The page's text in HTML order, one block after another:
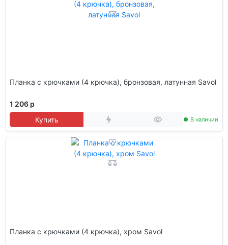
Планка с крючками (4 крючка), бронзовая, латунная Savol
1 206 р
Купить
В наличии
Планка с крючками (4 крючка), хром Savol